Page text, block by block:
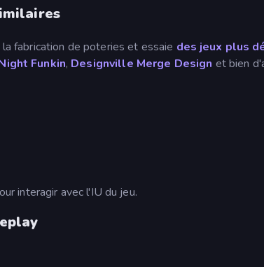
la fabrication de poteries et essaie des jeux plus
Funkin, Designville Merge Design et bien
interagir avec l'IU du jeu.